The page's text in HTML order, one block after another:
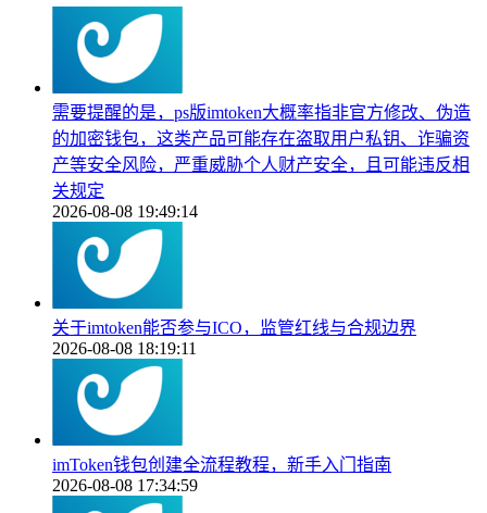
需要提醒的是，ps版imtoken大概率指非官方修改、伪造
的加密钱包，这类产品可能存在盗取用户私钥、诈骗资
产等安全风险，严重威胁个人财产安全，且可能违反相
关规定
2026-08-08 19:49:14
关于imtoken能否参与ICO，监管红线与合规边界
2026-08-08 18:19:11
imToken钱包创建全流程教程，新手入门指南
2026-08-08 17:34:59